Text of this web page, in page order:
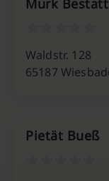
Murk
Waldstr. 128
65187
Pietät Bueß